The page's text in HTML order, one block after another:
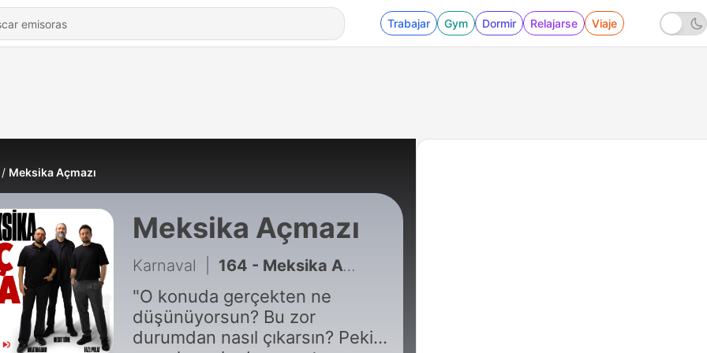
Trabajar Gym Dormir Relajarse Viaje
Meksika Açmazı
Meksika Açmazı
Karnaval 164 - Meksika Açmazı 5. Sezon 9. Bölüm - Sezon Finali
"O konuda gerçekten ne
düşünüyorsun? Bu zor
durumdan nasıl çıkarsın? Peki